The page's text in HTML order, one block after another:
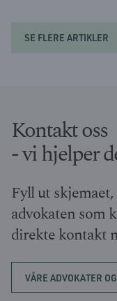
SE FLERE ARTIKLER
Kontakt oss
- vi hjelper
Fyll ut
advokaten som
direkte kontakt
VÅRE ADVOKATER